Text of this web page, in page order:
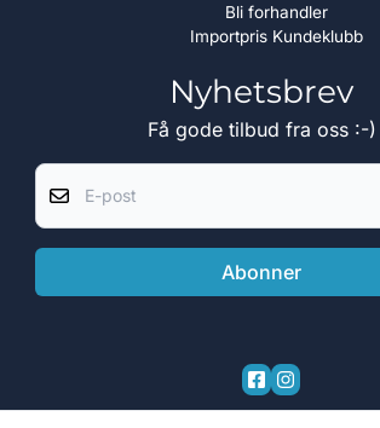
Bli forhandler
Importpris Kundeklubb
Nyhetsbrev
Få gode tilbud fra oss :-)
Abonner